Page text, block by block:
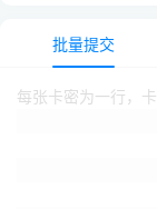
批量提交